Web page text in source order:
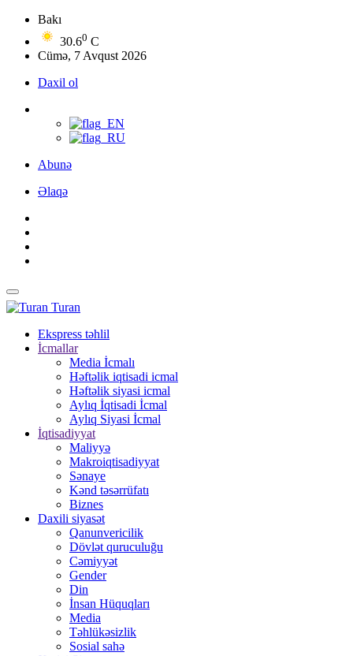
Bakı
30.60 C
Cümə, 7 Avqust 2026
Daxil ol
Abunə
Əlaqə
Turan
Ekspress təhlil
İcmallar
Media İcmalı
Həftəlik iqtisadi icmal
Həftəlik siyasi icmal
Aylıq İqtisadi İcmal
Aylıq Siyasi İcmal
İqtisadiyyat
Maliyyə
Makroiqtisadiyyat
Sənaye
Kənd təsərrüfatı
Biznes
Daxili siyasət
Qanunvericilik
Dövlət quruculuğu
Cəmiyyət
Gender
Din
İnsan Hüquqları
Media
Təhlükəsizlik
Sosial sahə